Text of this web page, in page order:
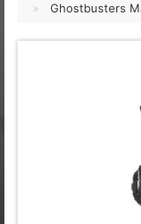
Ghostbusters